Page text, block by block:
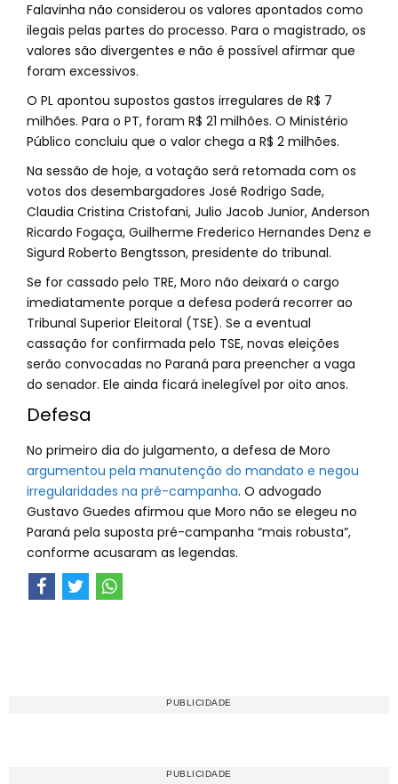
Falavinha não considerou os valores apontados como
ilegais pelas partes do processo. Para o magistrado, os
valores são divergentes e não é possível afirmar que
foram excessivos.
O PL apontou supostos gastos irregulares de R$ 7
milhões. Para o PT, foram R$ 21 milhões. O Ministério
Público concluiu que o valor chega a R$ 2 milhões.
Na sessão de hoje, a votação será retomada com os
votos dos desembargadores José Rodrigo Sade,
Claudia Cristina Cristofani, Julio Jacob Junior, Anderson
Ricardo Fogaça, Guilherme Frederico Hernandes Denz e
Sigurd Roberto Bengtsson, presidente do tribunal.
Se for cassado pelo TRE, Moro não deixará o cargo
imediatamente porque a defesa poderá recorrer ao
Tribunal Superior Eleitoral (TSE). Se a eventual
cassação for confirmada pelo TSE, novas eleições
serão convocadas no Paraná para preencher a vaga
do senador. Ele ainda ficará inelegível por oito anos.
Defesa
No primeiro dia do julgamento, a defesa de Moro
argumentou pela manutenção do mandato e negou
irregularidades na pré-campanha. O advogado
Gustavo Guedes afirmou que Moro não se elegeu no
Paraná pela suposta pré-campanha “mais robusta”,
conforme acusaram as legendas.